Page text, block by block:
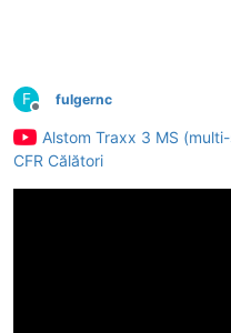
F
Deconectat
fulgernc
Alstom Traxx 3 MS
CFR Călători